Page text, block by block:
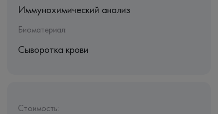
Иммунохимический анализ
Биоматериал:
Сыворотка крови
Стоимость: